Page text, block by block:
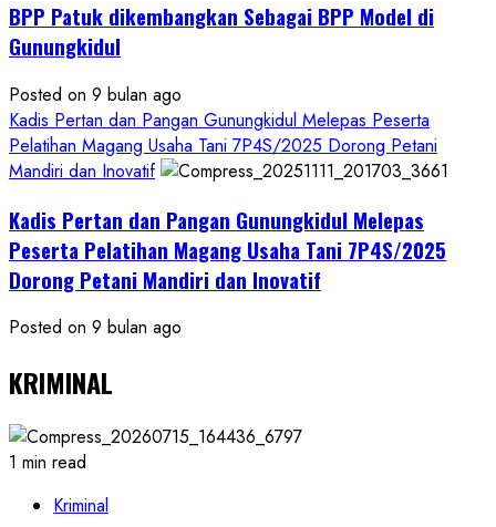
BPP Patuk dikembangkan Sebagai BPP Model di
Gunungkidul
Posted on 9 bulan ago
Kadis Pertan dan Pangan Gunungkidul Melepas Peserta
Pelatihan Magang Usaha Tani 7P4S/2025 Dorong Petani
Mandiri dan Inovatif
Kadis Pertan dan Pangan Gunungkidul Melepas
Peserta Pelatihan Magang Usaha Tani 7P4S/2025
Dorong Petani Mandiri dan Inovatif
Posted on 9 bulan ago
KRIMINAL
1 min read
Kriminal